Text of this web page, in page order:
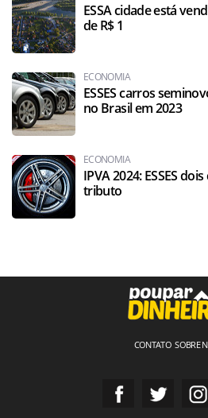
ESSA cidade está
de R$ 1
ECONOMIA
ESSES carros
no Brasil em 2023
ECONOMIA
IPVA 2024: ESSES
tributo
CONTATO SOBRE